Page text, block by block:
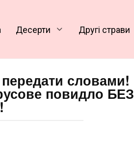
Десерти Другі страви
словами!
повидло БЕЗ